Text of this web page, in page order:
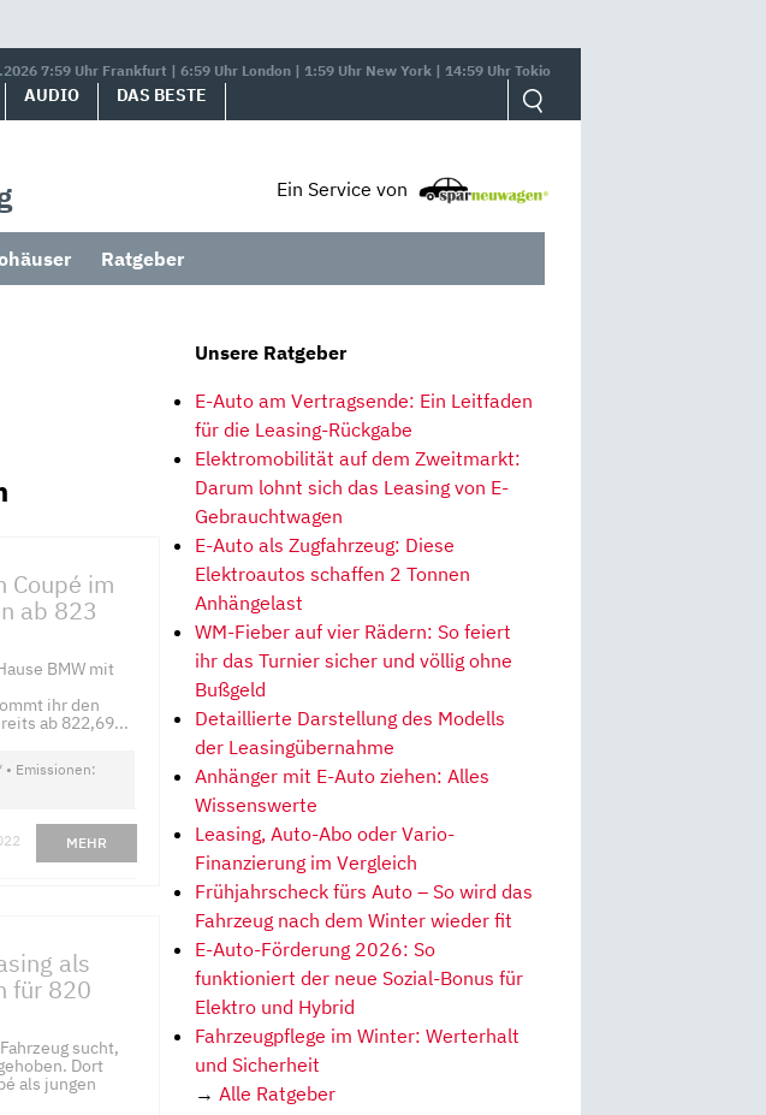
7:59 Uhr Frankfurt | 6:59 Uhr London | 1:59 Uhr New York | 14:59 Uhr Tokio
AUDIO DAS BESTE
Ein Service von
Ratgeber
Coupé im
ab 823
BMW mit
ihr den
ab 822,69...
Emissionen:
MEHR
als
für 820
sucht,
Dort
als jungen
Unsere Ratgeber
E-Auto am Vertragsende: Ein Leitfaden
für die Leasing-Rückgabe
Elektromobilität auf dem Zweitmarkt:
Darum lohnt sich das Leasing von E-
Gebrauchtwagen
E-Auto als Zugfahrzeug: Diese
Elektroautos schaffen 2 Tonnen
Anhängelast
WM-Fieber auf vier Rädern: So feiert
ihr das Turnier sicher und völlig ohne
Bußgeld
Detaillierte Darstellung des Modells
der Leasingübernahme
Anhänger mit E-Auto ziehen: Alles
Wissenswerte
Leasing, Auto-Abo oder Vario-
Finanzierung im Vergleich
Frühjahrscheck fürs Auto – So wird das
Fahrzeug nach dem Winter wieder fit
E-Auto-Förderung 2026: So
funktioniert der neue Sozial-Bonus für
Elektro und Hybrid
Fahrzeugpflege im Winter: Werterhalt
und Sicherheit
→ Alle Ratgeber